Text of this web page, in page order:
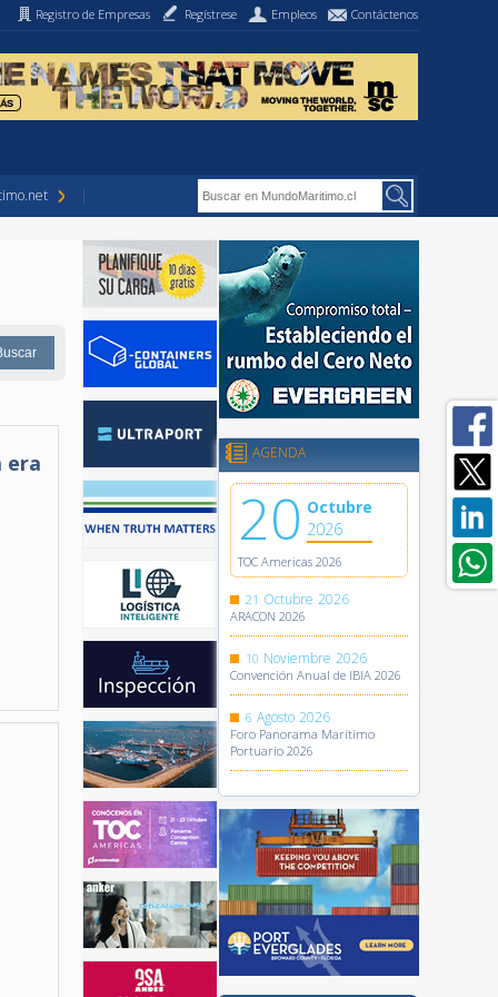
Registro de Empresas Regístrese Empleos Contáctenos
era AGENDA
20 Octubre
2026
TOC Americas 2026
21 Octubre 2026
ARACON 2026
10 Noviembre 2026
Convención Anual de IBIA 2026
6 Agosto 2026
Foro Panorama Marítimo
Portuario 2026